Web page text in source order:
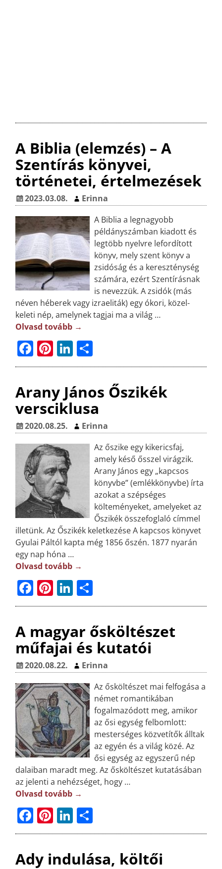
A Biblia (elemzés) – A
Szentírás könyvei,
történetei, értelmezések
2023.03.08.
Erinna
A Biblia a legnagyobb
példányszámban kiadott és
legtöbb nyelvre lefordított
könyv, mely szent könyv a
zsidóság és a kereszténység
számára, ezért Szentírásnak
is nevezzük. A zsidók (más
néven héberek vagy izraeliták) egy ókori, közel-
keleti nép, amelynek tagjai ma a világ …
Olvasd tovább →
F
a
e
b
o
o
k
Pi
n
e
r
e
st
Li
n
e
dI
n
O
ss
a
m
e
g
Arany János Őszikék
versciklusa
2020.08.25.
Erinna
Az őszike egy kikericsfaj,
amely késő ősszel virágzik.
Arany János egy „kapcsos
könyvbe” (emlékkönyvbe) írta
azokat a szépséges
költeményeket, amelyeket az
Őszikék összefoglaló címmel
illetünk. Az Őszikék keletkezése A kapcsos könyvet
Gyulai Páltól kapta még 1856 őszén. 1877 nyarán
egy nap hóna …
Olvasd tovább →
F
a
e
b
o
o
k
Pi
n
e
r
e
st
Li
n
e
dI
n
O
ss
a
m
e
g
A magyar ősköltészet
műfajai és kutatói
2020.08.22.
Erinna
Az ősköltészet mai felfogása a
német romantikában
fogalmazódott meg, amikor
az ősi egység felbomlott:
mesterséges közvetítők álltak
az egyén és a világ közé. Az
ősi egység az egyszerű nép
dalaiban maradt meg. Az ősköltészet kutatásában
az jelenti a nehézséget, hogy …
Olvasd tovább →
F
a
e
Pi
n
e
Li
n
e
O
ss
a
Ady indulása, költői